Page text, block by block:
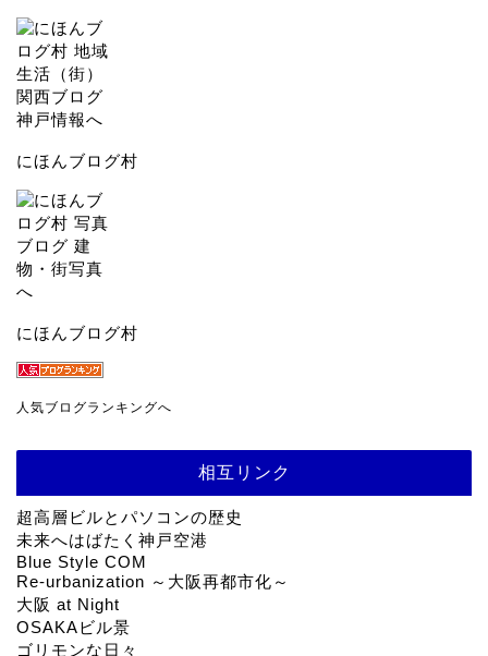
にほんブログ村
にほんブログ村
人気ブログランキングへ
相互リンク
超高層ビルとパソコンの歴史
未来へはばたく神戸空港
Blue Style COM
Re-urbanization ～大阪再都市化～
大阪 at Night
OSAKAビル景
ゴリモンな日々